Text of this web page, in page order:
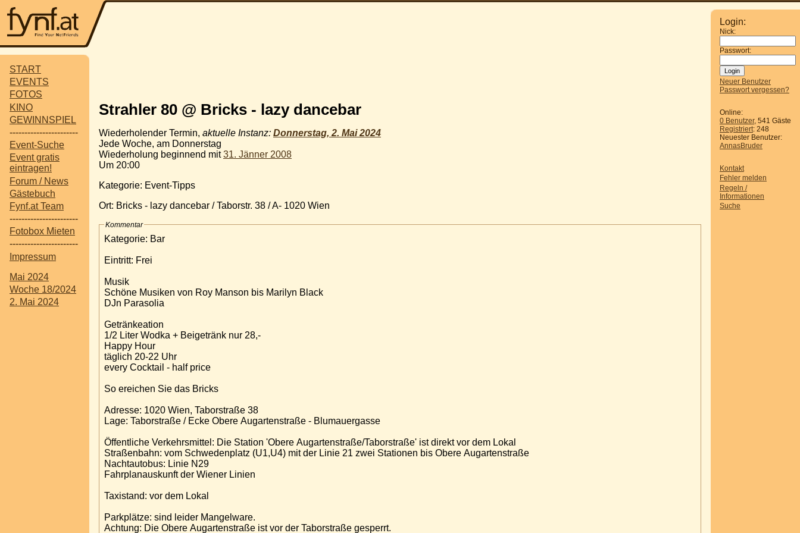
START
EVENTS
FOTOS
KINO
GEWINNSPIEL
-----------------------
Event-Suche
Event gratis
eintragen!
Forum / News
Gästebuch
Fynf.at Team
-----------------------
Fotobox Mieten
-----------------------
Impressum
Mai 2024
Woche 18/2024
2. Mai 2024
Login:
Nick:
Passwort:
Neuer Benutzer
Passwort vergessen?
Online:
0 Benutzer, 541 Gäste
Registriert: 248
Neuester Benutzer:
AnnasBruder
Kontakt
Fehler melden
Regeln /
Informationen
Suche
Strahler 80 @ Bricks - lazy dancebar
Wiederholender Termin, aktuelle Instanz: Donnerstag, 2. Mai 2024
Jede Woche, am Donnerstag
Wiederholung beginnend mit31. Jänner 2008
Um 20:00
Kategorie: Event-Tipps
Ort: Bricks - lazy dancebar / Taborstr. 38 / A- 1020 Wien
Kommentar
Kategorie: Bar
Eintritt: Frei
Musik
Schöne Musiken von Roy Manson bis Marilyn Black
DJn Parasolia
Getränkeation
1/2 Liter Wodka + Beigetränk nur 28,-
Happy Hour
täglich 20-22 Uhr
every Cocktail - half price
So ereichen Sie das Bricks
Adresse: 1020 Wien, Taborstraße 38
Lage: Taborstraße / Ecke Obere Augartenstraße - Blumauergasse
Öffentliche Verkehrsmittel: Die Station 'Obere Augartenstraße/Taborstraße' ist direkt vor dem Lokal
Straßenbahn: vom Schwedenplatz (U1,U4) mit der Linie 21 zwei Stationen bis Obere Augartenstraße
Nachtautobus: Linie N29
Fahrplanauskunft der Wiener Linien
Taxistand: vor dem Lokal
Parkplätze: sind leider Mangelware.
Achtung: Die Obere Augartenstraße ist vor der Taborstraße gesperrt.